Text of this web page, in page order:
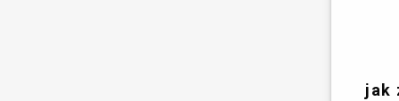
jak